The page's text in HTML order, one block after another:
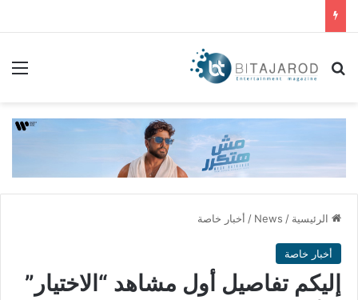
بحث عن
الرئيسية /
News
/ أخبار خاصة
أخبار خاصة
إليكم تفاصيل أول مشاهد “الاختيار”